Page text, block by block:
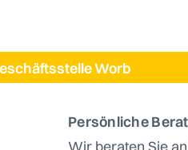
Worb
Persönliche